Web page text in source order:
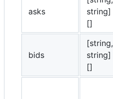
asks
string]
[]
bids
[string,
string]
[]